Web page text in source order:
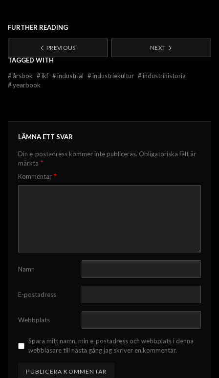
FURTHER READING
PREVIOUS NEXT
TAGGED WITH
# årsbok #ikf #industrial #industriekultur #industrihistoria
#yearbook
LÄMNA ETT SVAR
Din e-postadress kommer inte publiceras. Obligatoriska fält är
märkta *
Kommentar *
Namn
E-postadress
Webbplats
Spara mitt namn, min e-postadress och webbplats i denna
webbläsare till nästa gång jag skriver en kommentar.